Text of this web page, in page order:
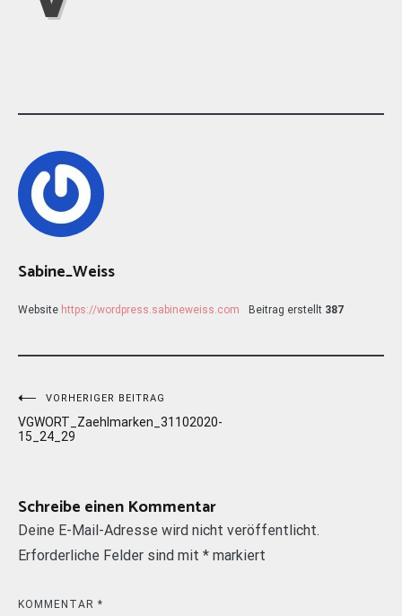
Sabine_Weiss
Website https://wordpress.sabineweiss.com Beitrag erstellt 387
Beitragsnavigation
VORHERIGER BEITRAG
VGWORT_Zaehlmarken_31102020-
15_24_29
Schreibe einen Kommentar
Deine E-Mail-Adresse wird nicht veröffentlicht.
Erforderliche Felder sind mit * markiert
KOMMENTAR *